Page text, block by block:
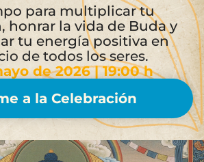
para multiplicar tu
honrar la vida de Buda y
tu energía positiva en
de todos los seres.
de 2026 | 19:00 h
a la Celebración